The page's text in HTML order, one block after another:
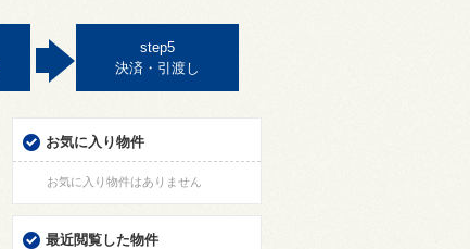
step5
決済・引渡し
お気に入り物件
お気に入り物件はありません
最近閲覧した物件